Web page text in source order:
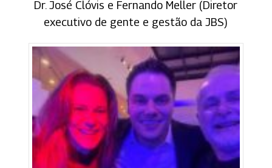
Dr. José Clóvis e Fernando Meller (Diretor
executivo de gente e gestão da JBS)